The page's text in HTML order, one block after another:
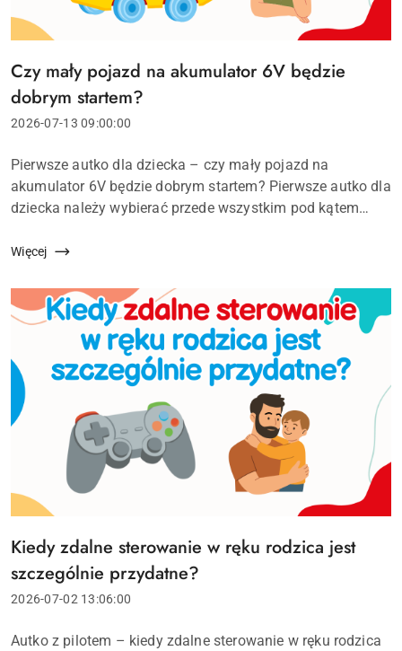
Tytuł
artykułu:
Czy mały pojazd na akumulator 6V będzie
dobrym startem?
Data
2026-07-13 09:00:00
Treść
artykułu:
Pierwsze autko dla dziecka – czy mały pojazd na
akumulator 6V będzie dobrym startem? Pierwsze autko dla
dziecka należy wybierać przede wszystkim pod kątem
akumulatorem 6V może być dobrym wyborem,...
Więcej
Tytuł
Kiedy zdalne sterowanie w ręku rodzica jest
szczególnie przydatne?
Data
2026-07-02 13:06:00
Treść
Autko z pilotem – kiedy zdalne sterowanie w ręku rodzica